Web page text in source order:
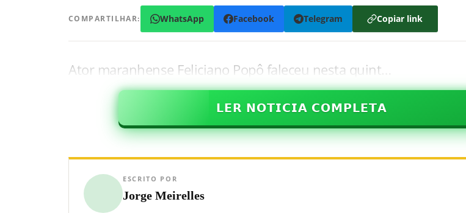
COMPARTILHAR: WhatsApp Facebook Telegram Copiar link
Ator maranhense Feliciano Popô faleceu nesta quint…
𝗟𝗘𝗥 𝗡𝗢𝗧𝗜𝗖𝗜𝗔 𝗖𝗢𝗠𝗣𝗟𝗘𝗧𝗔
ESCRITO POR
Jorge Meirelles